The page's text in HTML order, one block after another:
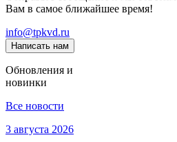
Вам в самое ближайшее время!
info@tpkvd.ru
Написать нам
Обновления и
новинки
Все новости
3 августа 2026